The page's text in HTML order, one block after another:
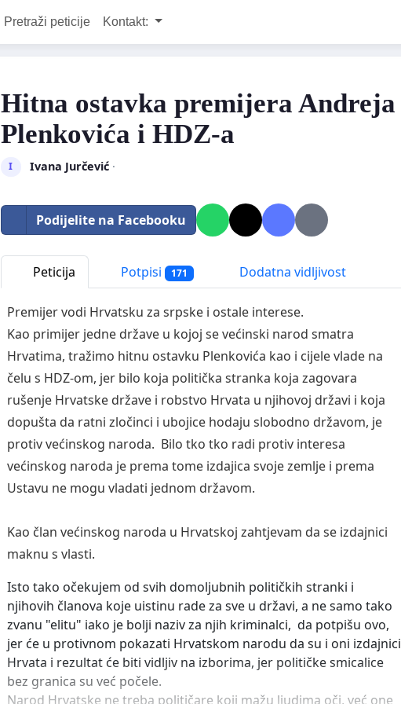
Pretraži peticije Kontakt:
Hitna ostavka premijera Andreja
Plenkovića i HDZ-a
I Ivana Jurčević·
Podijelite na Facebooku
Peticija Potpisi 171 Dodatna vidljivost
Premijer vodi Hrvatsku za srpske i ostale interese.
Kao primijer jedne države u kojoj se većinski narod smatra
Hrvatima, tražimo hitnu ostavku Plenkovića kao i cijele vlade na
čelu s HDZ-om, jer bilo koja politička stranka koja zagovara
rušenje Hrvatske države i robstvo Hrvata u njihovoj državi i koja
dopušta da ratni zločinci i ubojice hodaju slobodno državom, je
protiv većinskog naroda. Bilo tko tko radi protiv interesa
većinskog naroda je prema tome izdajica svoje zemlje i prema
Ustavu ne mogu vladati jednom državom.
Kao član većinskog naroda u Hrvatskoj zahtjevam da se izdajnici
maknu s vlasti.
Isto tako očekujem od svih domoljubnih političkih stranki i
njihovih članova koje uistinu rade za sve u državi, a ne samo tako
zvanu "elitu" iako je bolji naziv za njih kriminalci, da potpišu ovo,
jer će u protivnom pokazati Hrvatskom narodu da su i oni izdajnici
Hrvata i rezultat će biti vidljiv na izborima, jer političke smicalice
bez granica su već počele.
Narod Hrvatske ne treba političare koji mažu ljudima oči, već one